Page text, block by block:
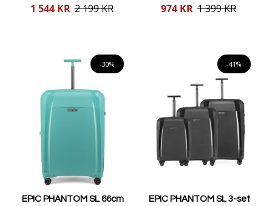
Reducerat
1 544 KR 2 199 KR
Reducerat
974 KR 1 399 KR
-30%
EPIC PHANTOM SL 66cm
-41%
EPIC PHANTOM SL 3-set